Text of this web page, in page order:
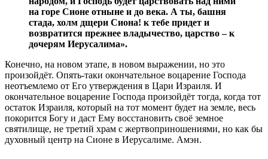
на горе Сионе отныне и до века. А ты, башня
стада, холм дщери Сиона! к тебе придет и
возвратится прежнее владычество, царство – к
дочерям Иерусалима».
Конечно, на новом этапе, в новом выражении, но это
произойдёт. Опять-таки окончательное воцарение Господа
неотъемлемо от Его утверждения в Цари Израиля. И
окончательное воцарение Господа произойдёт тогда, когда тот
остаток Израиля, который на тот момент будет на земле, весь
покорится Богу и даст Ему восстановить своё земное
святилище, не третий храм с жертвоприношениями, но как бы
духовный центр на Сионе в Иерусалиме. Амэн.